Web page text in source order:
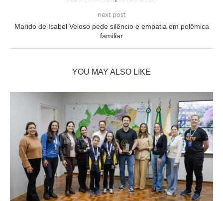
next post
Marido de Isabel Veloso pede silêncio e empatia em polêmica
familiar
YOU MAY ALSO LIKE